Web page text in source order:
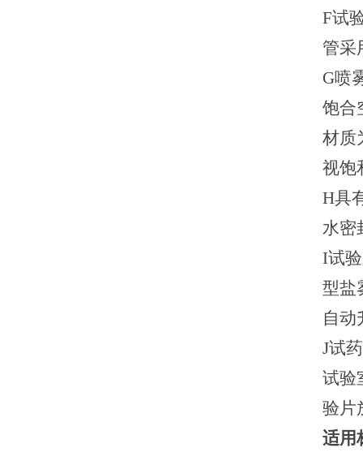
F试
管采
G喷
饱合
材质
视饱
H具
水密
I试
型盐
自动
J试
试验
验片
适用